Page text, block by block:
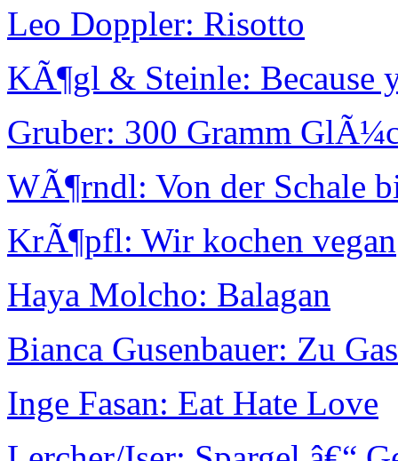
Leo Doppler: Risotto
KÃ¶gl & Steinle: Because
Gruber: 300 Gramm
WÃ¶rndl: Von der Schale
KrÃ¶pfl: Wir kochen vegan
Haya Molcho: Balagan
Bianca Gusenbauer: Zu
Inge Fasan: Eat Hate Love